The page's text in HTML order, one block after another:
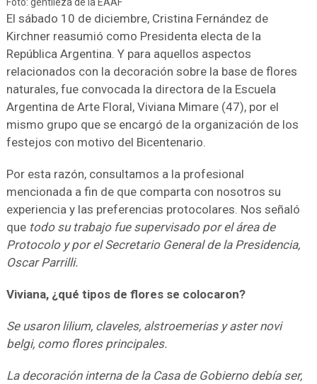
Foto: gentileza de la EAAF
El sábado 10 de diciembre, Cristina Fernández de
Kirchner reasumió como Presidenta electa de la
República Argentina. Y para aquellos aspectos
relacionados con la decoración sobre la base de flores
naturales, fue convocada la directora de la Escuela
Argentina de Arte Floral, Viviana Mimare (47), por el
mismo grupo que se encargó de la organización de los
festejos con motivo del Bicentenario.
Por esta razón, consultamos a la profesional
mencionada a fin de que comparta con nosotros su
experiencia y las preferencias protocolares. Nos señaló
que todo su trabajo fue supervisado por el área de
Protocolo y por el Secretario General de la Presidencia,
Oscar Parrilli.
Viviana, ¿qué tipos de flores se colocaron?
Se usaron lilium, claveles, alstroemerias y aster novi
belgi, como flores principales.
La decoración interna de la Casa de Gobierno debía ser,